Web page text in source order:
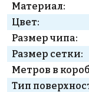
Материал:
Цвет:
Размер чипа:
Размер сетки:
Метров в
Тип